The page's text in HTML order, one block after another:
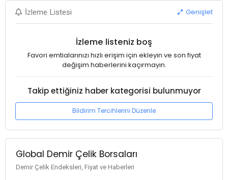
İzleme Listesi Genişlet
İzleme listeniz boş
Favori emtialarınızı hızlı erişim için ekleyin ve son fiyat
değişim haberlerini kaçırmayın.
Takip ettiğiniz haber kategorisi bulunmuyor
Bildirim Tercihlerini Düzenle
Global Demir Çelik Borsaları
Demir Çelik Endeksleri, Fiyat ve Haberleri